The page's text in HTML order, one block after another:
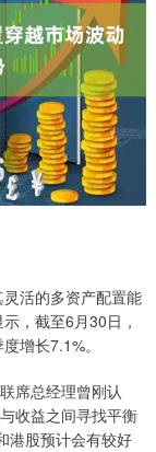
活的多资产配置能
，截至6月30日，
增长7.1%。
席总经理曾刚认
收益之间寻找平衡
港股预计会有较好